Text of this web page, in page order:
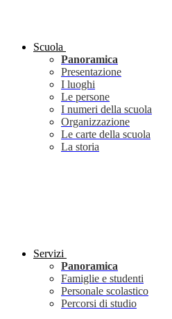
Scuola
Panoramica
Presentazione
I luoghi
Le persone
I numeri della scuola
Organizzazione
Le carte della scuola
La storia
Servizi
Panoramica
Famiglie e studenti
Personale scolastico
Percorsi di studio